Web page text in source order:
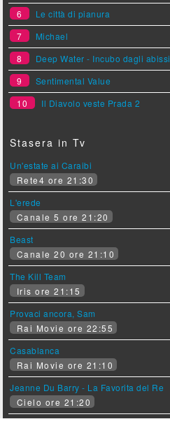
6
Le città di pianura
7
Michael
8
Deep Water - Incubo dagli abissi
9
Sentimental Value
10
Il Diavolo veste Prada 2
Stasera in Tv
Un'estate ai Caraibi
Rete4 ore 21:30
L'erede
Canale 5 ore 21:20
Beast
Canale 20 ore 21:10
The Kill Team
Iris ore 21:15
Provaci ancora, Sam
Rai Movie ore 22:55
Casablanca
Rai Movie ore 21:10
Jeanne Du Barry - La Favorita del Re
Cielo ore 21:20